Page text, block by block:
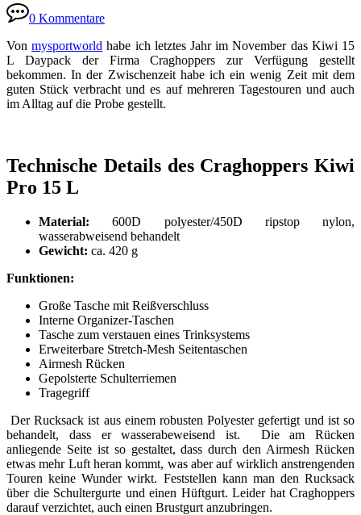
0 Kommentare
Vonmysportworld habe ich letztes Jahr im November das Kiwi 15
L Daypack der Firma Craghoppers zur Verfügung gestellt
bekommen. In der Zwischenzeit habe ich ein wenig Zeit mit dem
guten Stück verbracht und es auf mehreren Tagestouren und auch
im Alltag auf die Probe gestellt.
Technische Details des Craghoppers Kiwi
Pro 15 L
Material:600D polyester/450D ripstop nylon,
wasserabweisend behandelt
Gewicht: ca. 420 g
Funktionen:
Große Tasche mit Reißverschluss
Interne Organizer-Taschen
Tasche zum verstauen eines Trinksystems
Erweiterbare Stretch-Mesh Seitentaschen
Airmesh Rücken
Gepolsterte Schulterriemen
Tragegriff
Der Rucksack ist aus einem robusten Polyester gefertigt und ist so
behandelt, dass er wasserabeweisend ist. Die am Rücken
anliegende Seite ist so gestaltet, dass durch den Airmesh Rücken
etwas mehr Luft heran kommt, was aber auf wirklich anstrengenden
Touren keine Wunder wirkt. Feststellen kann man den Rucksack
über die Schultergurte und einen Hüftgurt. Leider hat Craghoppers
darauf verzichtet, auch einen Brustgurt anzubringen.